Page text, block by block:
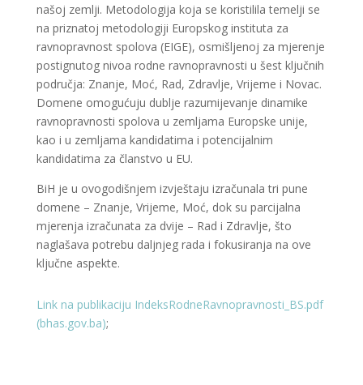
našoj zemlji. Metodologija koja se koristilila temelji se
na priznatoj metodologiji Europskog instituta za
ravnopravnost spolova (EIGE), osmišljenoj za mjerenje
postignutog nivoa rodne ravnopravnosti u šest ključnih
područja: Znanje, Moć, Rad, Zdravlje, Vrijeme i Novac.
Domene omogućuju dublje razumijevanje dinamike
ravnopravnosti spolova u zemljama Europske unije,
kao i u zemljama kandidatima i potencijalnim
kandidatima za članstvo u EU.
BiH je u ovogodišnjem izvještaju izračunala tri pune
domene – Znanje, Vrijeme, Moć, dok su parcijalna
mjerenja izračunata za dvije – Rad i Zdravlje, što
naglašava potrebu daljnjeg rada i fokusiranja na ove
ključne aspekte.
Link na publikaciju IndeksRodneRavnopravnosti_BS.pdf
(bhas.gov.ba);